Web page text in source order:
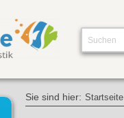
Sie sind hier: Startseite